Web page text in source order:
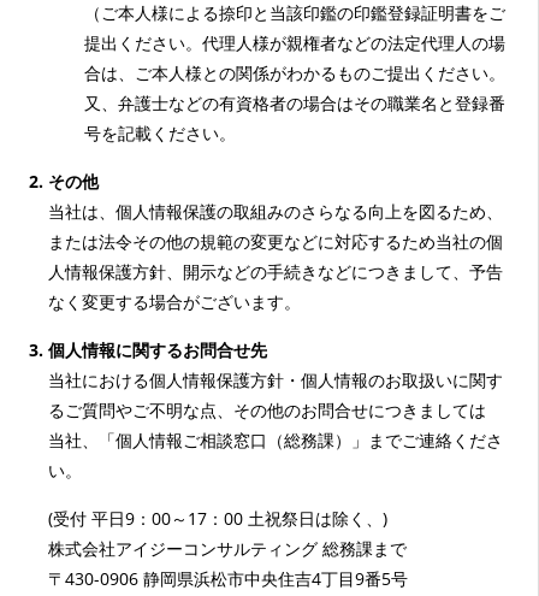
（ご本人様による捺印と当該印鑑の印鑑登録証明書をご
提出ください。代理人様が親権者などの法定代理人の場
合は、ご本人様との関係がわかるものご提出ください。
又、弁護士などの有資格者の場合はその職業名と登録番
号を記載ください。
その他
当社は、個人情報保護の取組みのさらなる向上を図るため、
または法令その他の規範の変更などに対応するため当社の個
人情報保護方針、開示などの手続きなどにつきまして、予告
なく変更する場合がございます。
個人情報に関するお問合せ先
当社における個人情報保護方針・個人情報のお取扱いに関す
るご質問やご不明な点、その他のお問合せにつきましては
当社、「個人情報ご相談窓口（総務課）」までご連絡くださ
い。
(受付 平日9：00～17：00 土祝祭日は除く、)
株式会社アイジーコンサルティング 総務課まで
〒430-0906 静岡県浜松市中央住吉4丁目9番5号